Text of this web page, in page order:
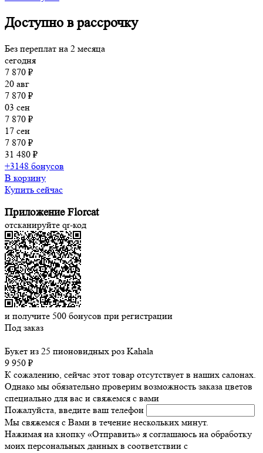
Доступно в рассрочку
Без переплат на 2 месяца
сегодня
7 870 ₽
20 авг
7 870 ₽
03 сен
7 870 ₽
17 сен
7 870 ₽
31 480 ₽
+3148 бонусов
В корзину
Купить сейчас
Приложение Florcat
отсканируйте qr-код
и получите 500 бонусов при регистрации
Под заказ
Букет из 25 пионовидных роз Kahala
9 950 ₽
К сожалению, сейчас этот товар отсутствует в наших салонах.
Однако мы обязательно проверим возможность заказа цветов
специально для вас и свяжемся с вами
Пожалуйста, введите ваш телефон
Мы свяжемся с Вами в течение нескольких минут.
Нажимая на кнопку «Отправить» я соглашаюсь на обработку
моих персональных данных в соответствии с